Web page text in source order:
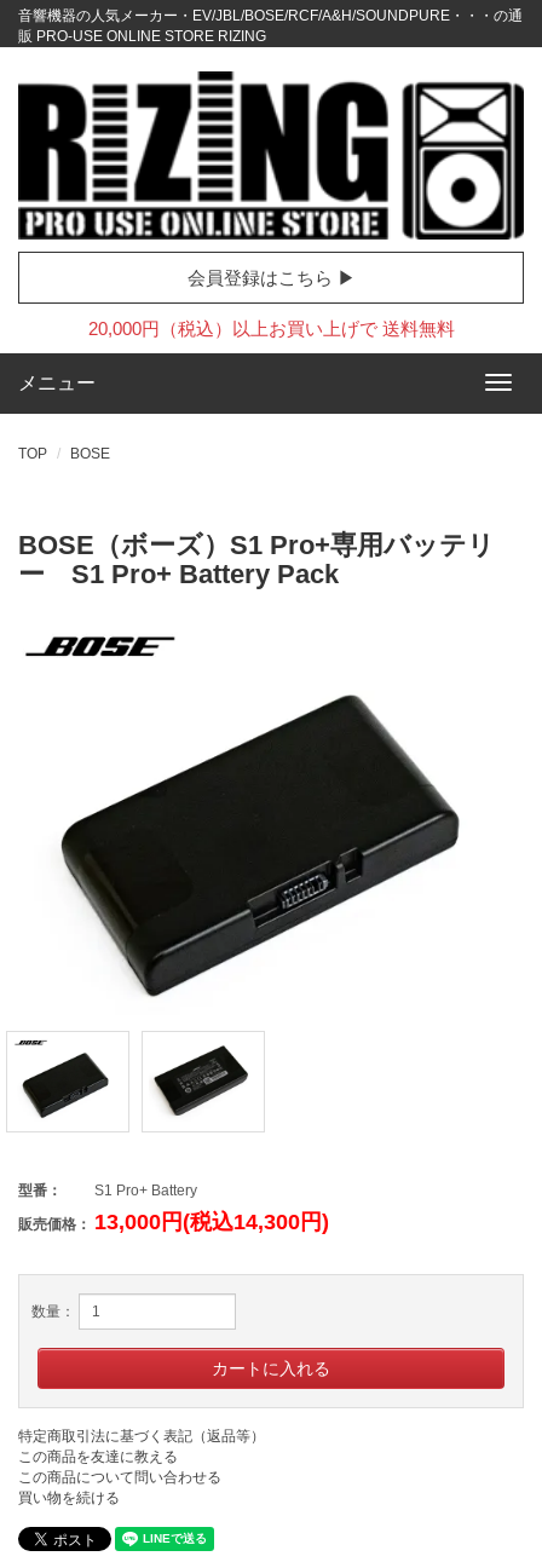
音響機器の人気メーカー・EV/JBL/BOSE/RCF/A&H/SOUNDPURE・・・の通
販 PRO-USE ONLINE STORE RIZING
会員登録はこちら ▶
20,000円（税込）以上お買い上げで 送料無料
メニュー
TOP BOSE
BOSE（ボーズ）S1 Pro+専用バッテリ
ー S1 Pro+ Battery Pack
型番：
S1 Pro+ Battery
販売価格： 13,000円(税込14,300円)
数量：
特定商取引法に基づく表記（返品等）
この商品を友達に教える
この商品について問い合わせる
買い物を続ける